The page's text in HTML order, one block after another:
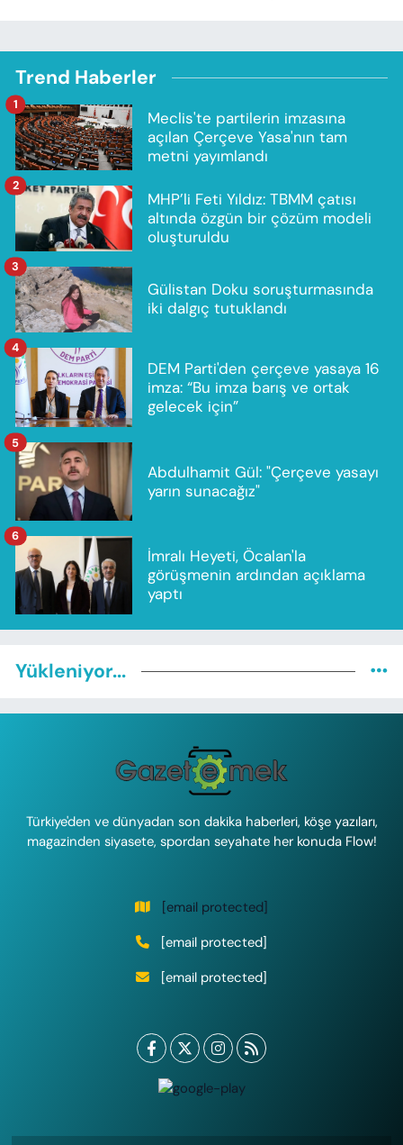
Trend Haberler
Meclis'te partilerin imzasına
açılan Çerçeve Yasa'nın tam
metni yayımlandı
1
MHP’li Feti Yıldız: TBMM çatısı
altında özgün bir çözüm modeli
oluşturuldu
2
Gülistan Doku soruşturmasında
iki dalgıç tutuklandı
3
DEM Parti'den çerçeve yasaya 16
imza: “Bu imza barış ve ortak
gelecek için”
4
Abdulhamit Gül: "Çerçeve yasayı
yarın sunacağız"
5
İmralı Heyeti, Öcalan'la
görüşmenin ardından açıklama
yaptı
6
Yükleniyor...
Türkiye'den ve dünyadan son dakika haberleri, köşe yazıları,
magazinden siyasete, spordan seyahate her konuda Flow!
[email protected]
[email protected]
[email protected]